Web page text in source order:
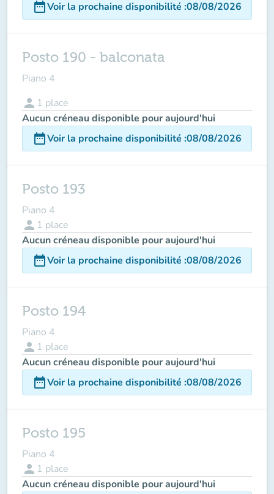
date_rangeVoir la prochaine disponibilité :08/08/2026
Posto 190 - balconata
Piano 4
person 1 place
Aucun créneau disponible pour aujourd'hui
date_rangeVoir la prochaine disponibilité :08/08/2026
Posto 193
Piano 4
person 1 place
Aucun créneau disponible pour aujourd'hui
date_rangeVoir la prochaine disponibilité :08/08/2026
Posto 194
Piano 4
person 1 place
Aucun créneau disponible pour aujourd'hui
date_rangeVoir la prochaine disponibilité :08/08/2026
Posto 195
Piano 4
person 1 place
Aucun créneau disponible pour aujourd'hui